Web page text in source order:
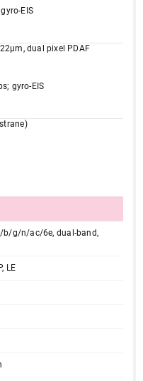
EIS
dual pixel PDAF
gyro-EIS
b/g/n/ac/6e, dual-band,
LE
Wi-Fi 128GB